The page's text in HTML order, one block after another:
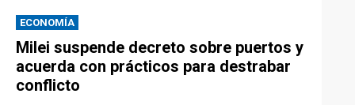
ECONOMÍA
Milei suspende decreto sobre puertos y
acuerda con prácticos para destrabar
conflicto